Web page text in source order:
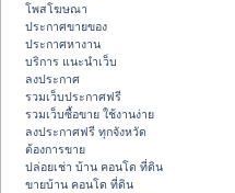
โพสโฆษณา
ประกาศขายของ
ประกาศหางาน
บริการ แนะนำเว็บ
ลงประกาศ
รวมเว็บประกาศฟรี
รวมเว็บซื้อขาย ใช้งานง่าย
ลงประกาศฟรี ทุกจังหวัด
ต้องการขาย
ปล่อยเช่า บ้าน คอนโด ที่ดิน
ขายบ้าน คอนโด ที่ดิน